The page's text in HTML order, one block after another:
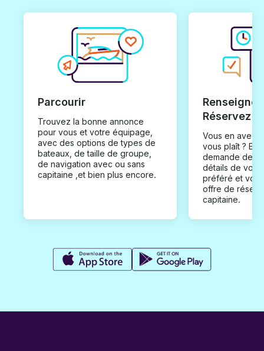
Parcourir
Trouvez la bonne annonce
pour vous et votre équipage,
avec des options de types de
bateaux, de taille de groupe,
de navigation avec ou sans
capitaine ,et bien plus encore.
Réservez
Vous en avez
vous plaît ?
demande de
détails de
préféré et
offre de
capitaine.